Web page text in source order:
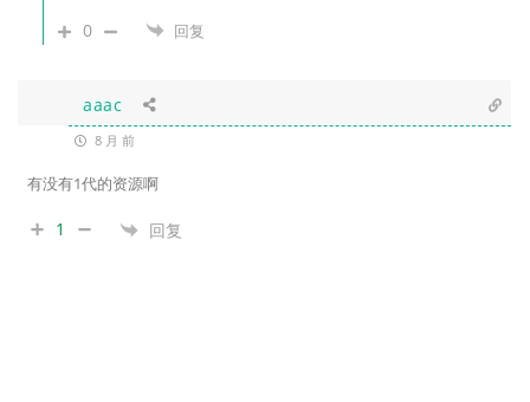
0 回复
aaac
8 月 前
有没有1代的资源啊
1 回复